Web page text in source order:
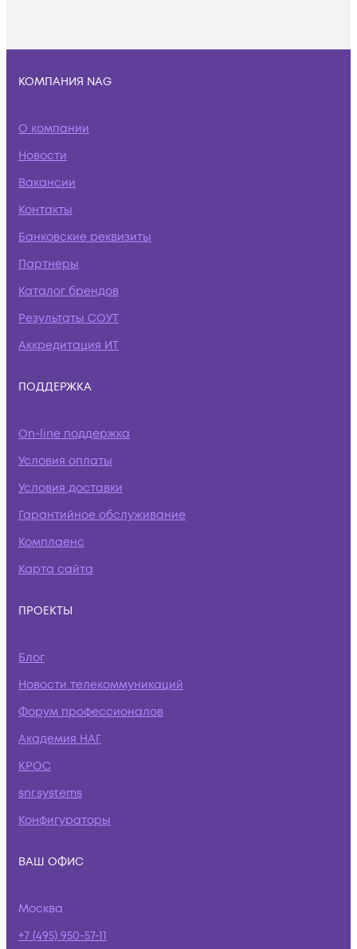
КОМПАНИЯ NAG
О компании
Новости
Вакансии
Контакты
Банковские реквизиты
Партнеры
Каталог брендов
Результаты СОУТ
Аккредитация ИТ
ПОДДЕРЖКА
On-line поддержка
Условия оплаты
Условия доставки
Гарантийное обслуживание
Комплаенс
Карта сайта
ПРОЕКТЫ
Блог
Новости телекоммуникаций
Форум профессионалов
Академия НАГ
КРОС
snr.systems
Конфигураторы
ВАШ ОФИС
Москва
+7 (495) 950-57-11